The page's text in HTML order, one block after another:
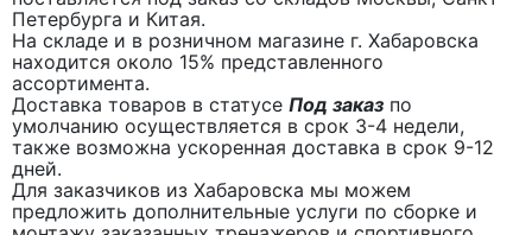
Петербурга и Китая.
На складе и в розничном магазине г. Хабаровска
находится около 15% представленного
ассортимента.
Доставка товаров в статусе Под заказ по
умолчанию осуществляется в срок 3-4 недели,
также возможна ускоренная доставка в срок 9-12
дней.
Для заказчиков из Хабаровска мы можем
предложить дополнительные услуги по сборке и